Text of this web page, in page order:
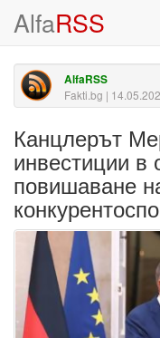
AlfaRSS
AlfaRSS
Fakti.bg |
Канцлерът
инвестиции в
повишаване